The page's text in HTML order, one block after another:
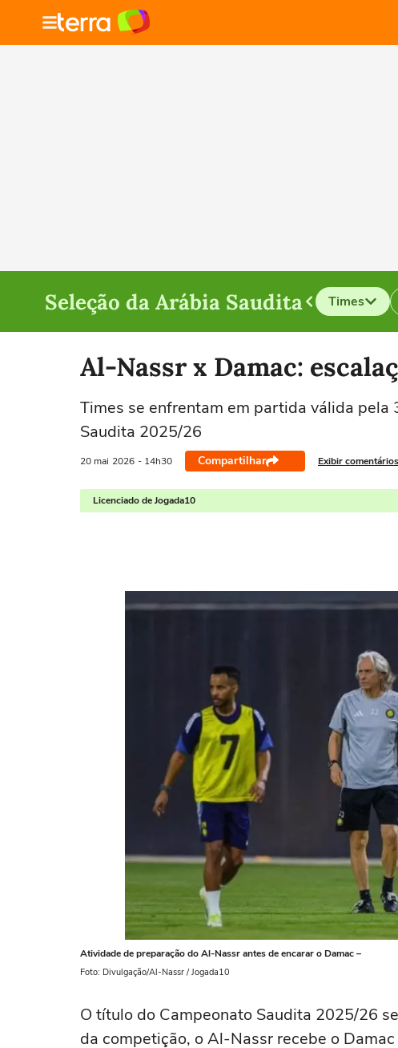
Seleção da Arábia Saudita Times
Selecione o time para ver as notícias
Al-Nassr x Damac:
Times se enfrentam em partida válida pela
Saudita 2025/26
20 mai 2026 - 14h30 Compartilhar Exibir comentários
Licenciado de Jogada10
Atividade de preparação do Al-Nassr antes de encarar o Damac –
Foto: Divulgação/Al-Nassr / Jogada10
O título do Campeonato Saudita 2025/26
da competição, o Al-Nassr recebe o